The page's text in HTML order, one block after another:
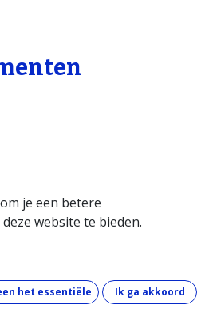
je een betere
website te bieden.
het essentiële Ik ga akkoord